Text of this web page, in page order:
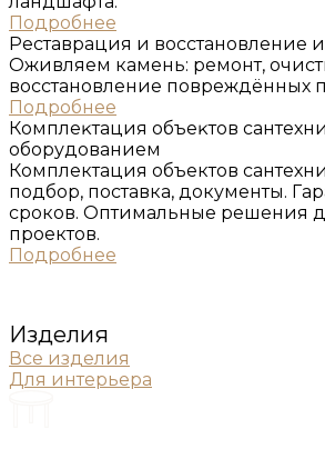
Подробнее
Реставрация и восстановление
Оживляем камень: ремонт,
восстановление повреждённых
Подробнее
Комплеĸтация объеĸтов
оборудованием
Комплектация объектов
подбор, поставка, документы.
сроков. Оптимальные решения
проектов.
Подробнее
Изделия
Все изделия
Для интерьера